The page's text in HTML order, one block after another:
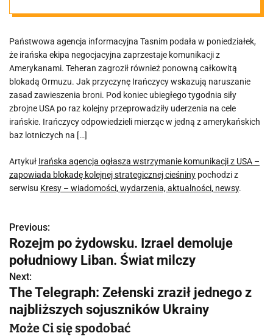
USA –
zapowiada
blokadę
kolejnej
strategicznej
cieśniny
Państwowa agencja informacyjna Tasnim podała w poniedziałek,
że irańska ekipa negocjacyjna zaprzestaje komunikacji z
Amerykanami. Teheran zagroził również ponowną całkowitą
blokadą Ormuzu. Jak przyczynę Irańczycy wskazują naruszanie
zasad zawieszenia broni. Pod koniec ubiegłego tygodnia siły
zbrojne USA po raz kolejny przeprowadziły uderzenia na cele
irańskie. Irańczycy odpowiedzieli mierząc w jedną z amerykańskich
baz lotniczych na […]
Artykuł Irańska agencja ogłasza wstrzymanie komunikacji z USA –
zapowiada blokadę kolejnej strategicznej cieśniny pochodzi z
serwisu Kresy – wiadomości, wydarzenia, aktualności, newsy.
N
a
w
i
g
Previous:
Rozejm po żydowsku. Izrael demoluje
południowy Liban. Świat milczy
Next:
The Telegraph: Zełenski zraził jednego z
najbliższych sojuszników Ukrainy
Może Ci się spodobać